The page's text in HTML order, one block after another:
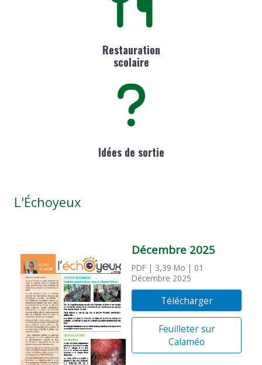
Restauration
scolaire
Idées de sortie
L'Échoyeux
Décembre 2025
PDF | 3,39 Mo | 01
Décembre 2025
Télécharger
Feuilleter sur
Calaméo